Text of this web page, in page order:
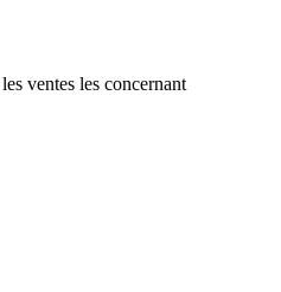
ventes les concernant